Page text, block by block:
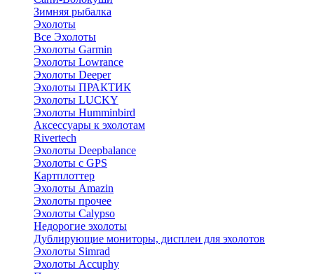
Зимняя рыбалка
Эхолоты
Все Эхолоты
Эхолоты Garmin
Эхолоты Lowrance
Эхолоты Deeper
Эхолоты ПРАКТИК
Эхолоты LUCKY
Эхолоты Humminbird
Аксессуары к эхолотам
Rivertech
Эхолоты Deepbalance
Эхолоты с GPS
Картплоттер
Эхолоты Amazin
Эхолоты прочее
Эхолоты Calypso
Недорогие эхолоты
Дублирующие мониторы, дисплеи для эхолотов
Эхолоты Simrad
Эхолоты Accuphy